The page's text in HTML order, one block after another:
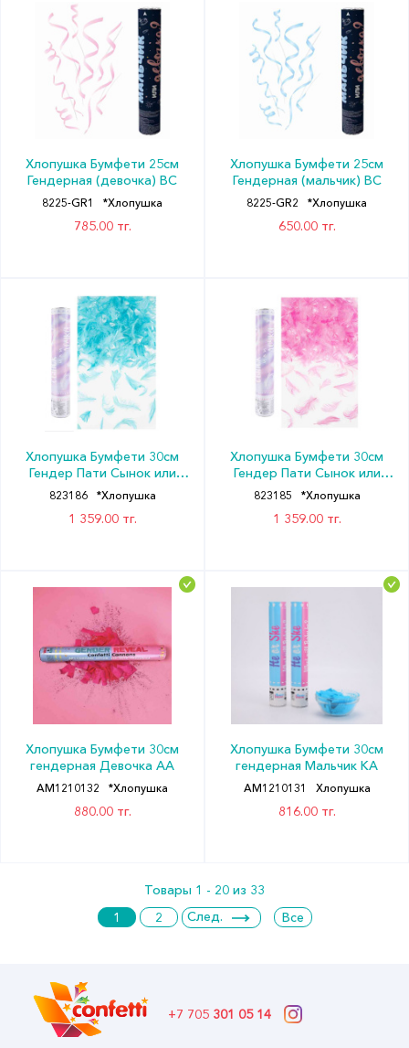
Хлопушка Бумфети 25см
Гендерная (девочка) ВС
8225-GR1 *Хлопушка
785.00 тг.
Хлопушка Бумфети 25см
Гендерная (мальчик) ВС
8225-GR2 *Хлопушка
650.00 тг.
Хлопушка Бумфети 30см
Гендер Пати Сынок или
Дочка? Перья Голубой ДБ
823186 *Хлопушка
1 359.00 тг.
Хлопушка Бумфети 30см
Гендер Пати Сынок или
Дочка? Перья Розовый ДБ
823185 *Хлопушка
1 359.00 тг.
Хлопушка Бумфети 30см
гендерная Девочка АА
АМ1210132 *Хлопушка
880.00 тг.
Хлопушка Бумфети 30см
гендерная Мальчик КА
АМ1210131 Хлопушка
816.00 тг.
Товары 1 - 20 из 33
1
2 След. Все
+7 705 301 05 14